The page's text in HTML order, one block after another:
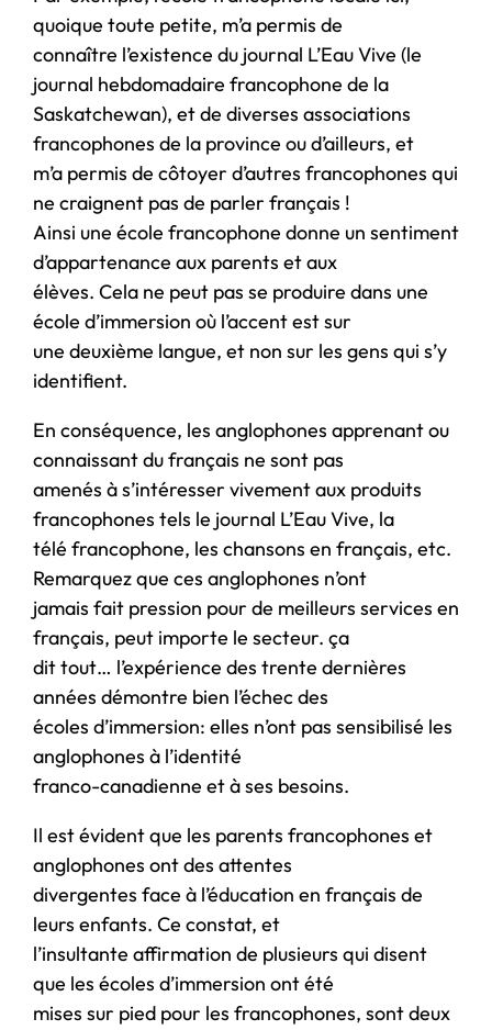
quoique toute petite, m’a permis de
connaître l’existence du journal L’Eau Vive (le
journal hebdomadaire francophone de la
Saskatchewan), et de diverses associations
francophones de la province ou d’ailleurs, et
m’a permis de côtoyer d’autres francophones qui
ne craignent pas de parler français !
Ainsi une école francophone donne un sentiment
d’appartenance aux parents et aux
élèves. Cela ne peut pas se produire dans une
école d’immersion où l’accent est sur
une deuxième langue, et non sur les gens qui s’y
identifient.
En conséquence, les anglophones apprenant ou
connaissant du français ne sont pas
amenés à s’intéresser vivement aux produits
francophones tels le journal L’Eau Vive, la
télé francophone, les chansons en français, etc.
Remarquez que ces anglophones n’ont
jamais fait pression pour de meilleurs services en
français, peut importe le secteur. ça
dit tout… l’expérience des trente dernières
années démontre bien l’échec des
écoles d’immersion: elles n’ont pas sensibilisé les
anglophones à l’identité
franco-canadienne et à ses besoins.
Il est évident que les parents francophones et
anglophones ont des attentes
divergentes face à l’éducation en français de
leurs enfants. Ce constat, et
l’insultante affirmation de plusieurs qui disent
que les écoles d’immersion ont été
mises sur pied pour les francophones, sont deux